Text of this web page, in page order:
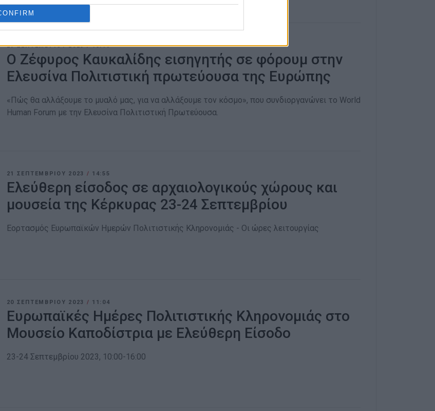
29 ΣΕΠΤΕΜΒΡΊΟΥ 2023/13:19
Ο Ζέφυρος Καυκαλίδης εισηγητής σε φόρουμ στην
Ελευσίνα Πολιτιστική πρωτεύουσα της Ευρώπης
«Πώς θα αλλάξουμε το μυαλό μας, για να αλλάξουμε τον κόσμο», που συνδιοργανώνει το World
Human Forum με την Ελευσίνα Πολιτιστική Πρωτεύουσα.
21 ΣΕΠΤΕΜΒΡΊΟΥ 2023 / 14:55
Ελεύθερη είσοδος σε αρχαιολογικούς χώρους και
μουσεία της Κέρκυρας 23-24 Σεπτεμβρίου
Εορτασμός Ευρωπαϊκών Ημερών Πολιτιστικής Κληρονομιάς - Οι ώρες λειτουργίας
20 ΣΕΠΤΕΜΒΡΊΟΥ 2023 / 11:04
Ευρωπαϊκές Ημέρες Πολιτιστικής Κληρονομιάς στο
Μουσείο Καποδίστρια με Eλεύθερη Eίσοδο
23-24 Σεπτεμβρίου 2023, 10:00-16:00